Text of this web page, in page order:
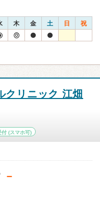
木 金 土 日 祝
クリニック 江畑
付 (スマホ可)
－